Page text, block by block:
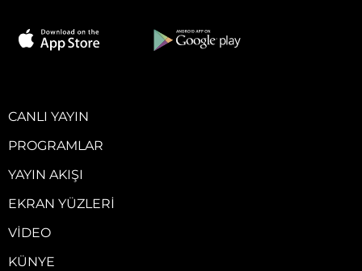
CANLI YAYIN
PROGRAMLAR
YAYIN AKIŞI
EKRAN YÜZLERI
VIDEO
KÜNYE